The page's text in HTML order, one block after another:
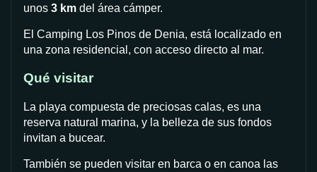
unos 3 km del área cámper.
El Camping Los Pinos de Denia, está localizado en
una zona residencial, con acceso directo al mar.
Qué visitar
La playa compuesta de preciosas calas, es una
reserva natural marina, y la belleza de sus fondos
invitan a bucear.
También se pueden visitar en barca o en canoa las